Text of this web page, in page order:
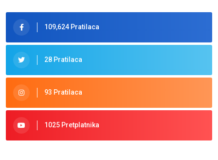
109,624 Pratilaca
28 Pratilaca
93 Pratilaca
1025 Pretplatnika